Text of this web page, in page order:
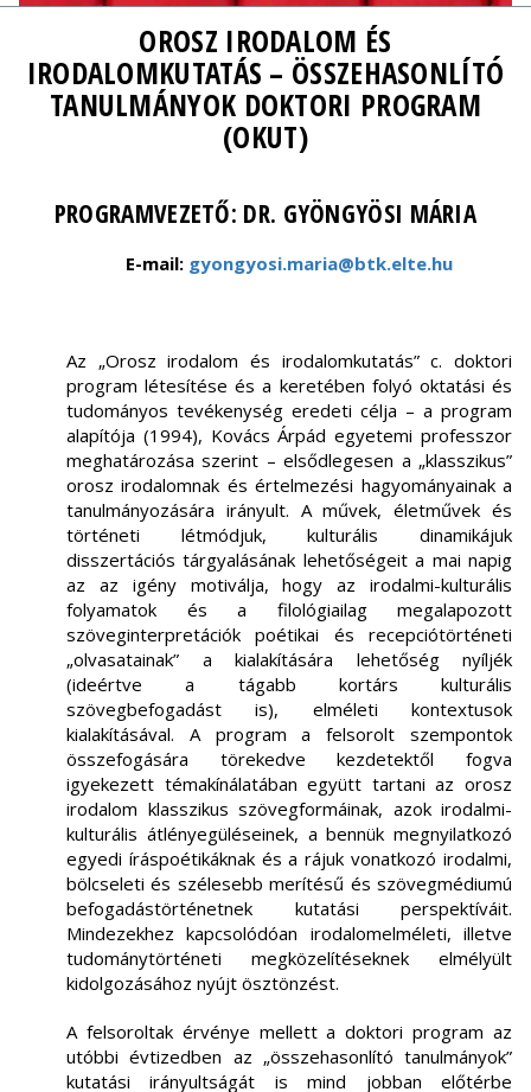
OROSZ IRODALOM ÉS
IRODALOMKUTATÁS – ÖSSZEHASONLÍTÓ
TANULMÁNYOK DOKTORI PROGRAM
(OKUT)
PROGRAMVEZETŐ: DR. GYÖNGYÖSI MÁRIA
E-mail: gyongyosi.maria@btk.elte.hu
Az „Orosz irodalom és irodalomkutatás” c. doktori
program létesítése és a keretében folyó oktatási és
tudományos tevékenység eredeti célja – a program
alapítója (1994), Kovács Árpád egyetemi professzor
meghatározása szerint – elsődlegesen a „klasszikus”
orosz irodalomnak és értelmezési hagyományainak a
tanulmányozására irányult. A művek, életművek és
történeti létmódjuk, kulturális dinamikájuk
disszertációs tárgyalásának lehetőségeit a mai napig
az az igény motiválja, hogy az irodalmi-kulturális
folyamatok és a filológiailag megalapozott
szöveginterpretációk poétikai és recepciótörténeti
„olvasatainak” a kialakítására lehetőség nyíljék
(ideértve a tágabb kortárs kulturális
szövegbefogadást is), elméleti kontextusok
kialakításával. A program a felsorolt szempontok
összefogására törekedve kezdetektől fogva
igyekezett témakínálatában együtt tartani az orosz
irodalom klasszikus szövegformáinak, azok irodalmi-
kulturális átlényegüléseinek, a bennük megnyilatkozó
egyedi íráspoétikáknak és a rájuk vonatkozó irodalmi,
bölcseleti és szélesebb merítésű és szövegmédiumú
befogadástörténetnek kutatási perspektíváit.
Mindezekhez kapcsolódóan irodalomelméleti, illetve
tudománytörténeti megközelítéseknek elmélyült
kidolgozásához nyújt ösztönzést.
A felsoroltak érvénye mellett a doktori program az
utóbbi évtizedben az „összehasonlító tanulmányok”
kutatási irányultságát is mind jobban előtérbe